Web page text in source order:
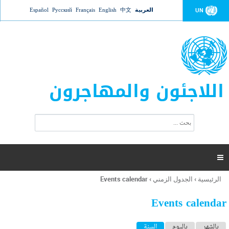
Jump to navigation UN العربية 中文
English
Français
Русский
Español
اللاجئون والمهاجرون
ت
ر
ل
ح
ب

أنت
هنا
الرئيسية › الجدول الزمني ›
Events calendar
Events calendar